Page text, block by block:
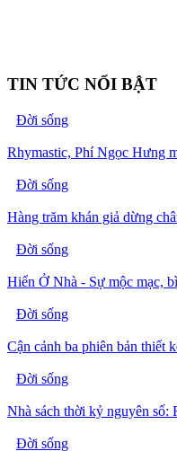
TIN TỨC NỔI BẬT
Đời sống
Rhymastic, Phí Ngọc Hưng
Đời sống
Hàng trăm khán giả dừng
Đời sống
Hiển Ở Nhà - Sự mộc mạc,
Đời sống
Cận cảnh ba phiên bản thiết
Đời sống
Nhà sách thời kỷ nguyên số:
Đời sống